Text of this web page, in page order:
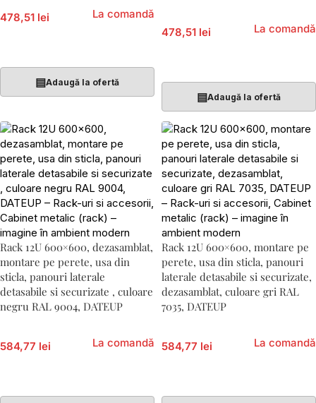
478,51 lei La comandă
▤Adaugă la ofertă
478,51 lei La comandă
▤Adaugă la ofertă
Rack 12U 600×600, dezasamblat,
montare pe perete, usa din
sticla, panouri laterale
detasabile si securizate , culoare
negru RAL 9004, DATEUP
584,77 lei La comandă
Rack 12U 600×600, montare pe
perete, usa din sticla, panouri
laterale detasabile si securizate,
dezasamblat, culoare gri RAL
7035, DATEUP
584,77 lei La comandă